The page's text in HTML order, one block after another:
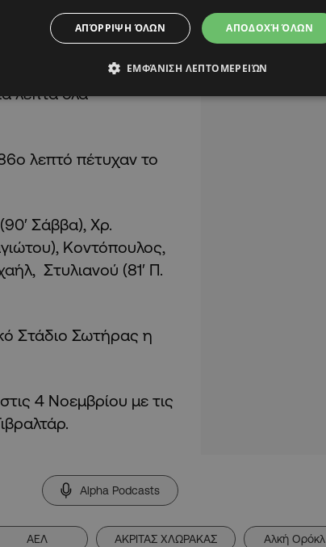
ευκαιρίες για να
λεπτά όλα
λεπτό πέτυχαν το
Σάββα), Χρ.
Κοντόπουλος,
Στυλιανού (81′ Π.
Στάδιο Σωτήρας η
4 Νοεμβρίου με τις
Alpha Podcasts
ΑΕΛ ΑΚΡΙΤΑΣ ΧΛΩΡΑΚΑΣ
Αλκή Ορόκλ
ΑΠΟΔΟΧΉ ΌΛΩΝ
ΑΠΌΡΡΙΨΗ ΌΛΩΝ
ΕΜΦΆΝΙΣΗ ΛΕΠΤΟΜΕΡΕΙΏΝ